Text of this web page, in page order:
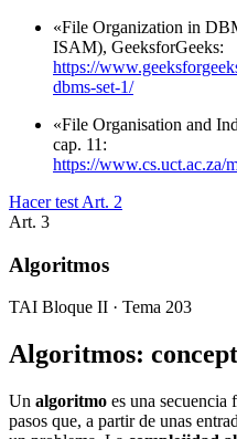
«File Organization in
ISAM), GeeksforGeeks:
https://
dbms-set-1/
«File Organisation and
cap. 11:
https://www.cs.uct.ac.za/
Hacer test Art. 2
Art. 3
Algoritmos
TAI Bloque II · Tema 203
Algoritmos:
Un algoritmo es una secuencia
pasos que, a partir de unas